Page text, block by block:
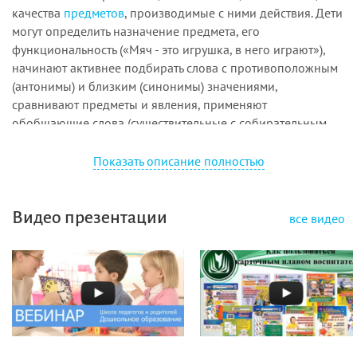
качества предметов, производимые с ними действия. Дети
могут определить назначение предмета, его
функциональность («Мяч - это иг­рушка, в него играют»),
начинают активнее подбирать слова с противоположным
(антонимы) и близким (синонимы) значениями,
сравнивают предметы и явления, применяют
обобщающие слова (существи­тельные с собирательным
средней группы осваивают разные типы высказываний -
понимание смысловой стороны речи, синтаксическая
те умения, которые необходимы для развития связной
Наиболее продуктивно ребенок усваивает то, что ему
интересно, что затрагивает его эмоции. Поэтому главная
задача педагога - вызвать речевую и общую инициативу у
ребенка через чувственное познание. Речевая
Показать описание полностью
Видео презентации все видео